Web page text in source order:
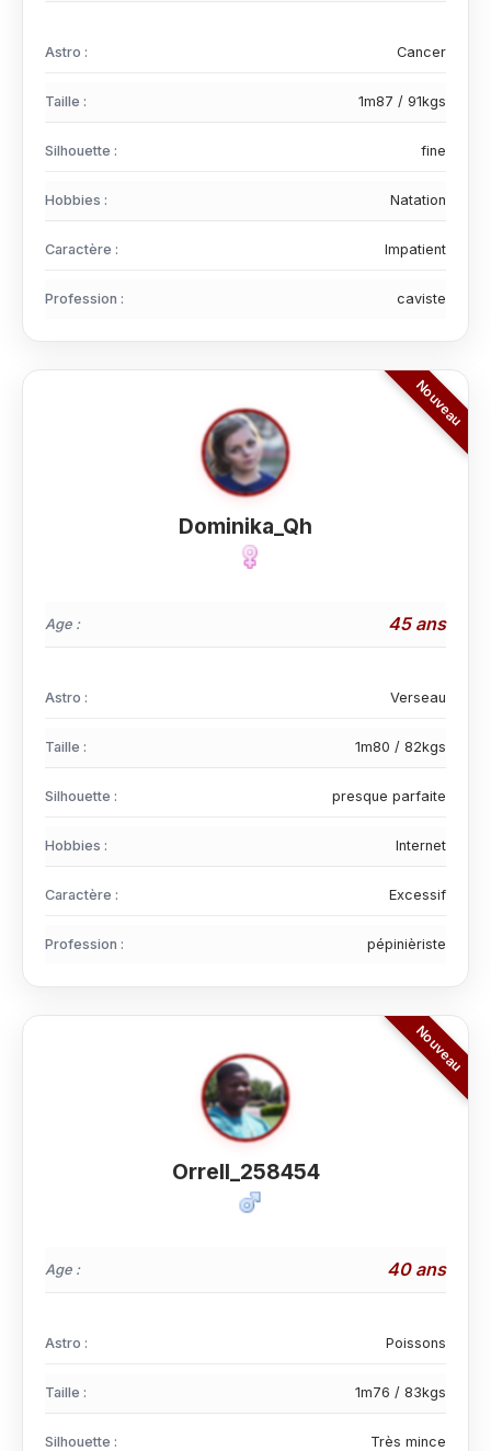
Astro : Cancer
Taille : 1m87 / 91kgs
Silhouette : fine
Hobbies : Natation
Caractère : Impatient
Profession : caviste
Dominika_Qh
Age : 45 ans
Astro : Verseau
Taille : 1m80 / 82kgs
Silhouette : presque parfaite
Hobbies : Internet
Caractère : Excessif
Profession : pépinièriste
Orrell_258454
Age : 40 ans
Astro : Poissons
Taille : 1m76 / 83kgs
Silhouette : Très mince